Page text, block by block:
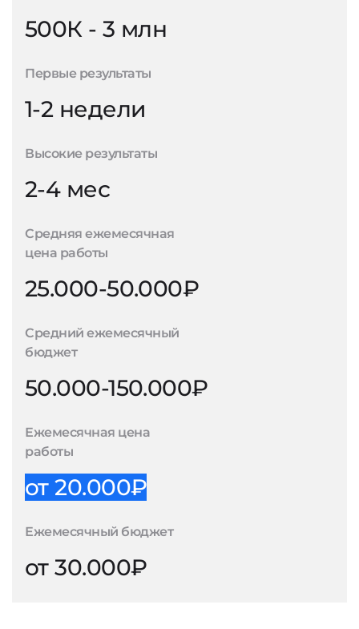
500К - 3 млн
Первые результаты
1-2 недели
Высокие результаты
2-4 мес
Средняя ежемесячная
цена работы
25.000-50.000₽
Средний ежемесячный
бюджет
50.000-150.000₽
Ежемесячная цена
работы
от 20.000₽
Ежемесячный бюджет
от 30.000₽